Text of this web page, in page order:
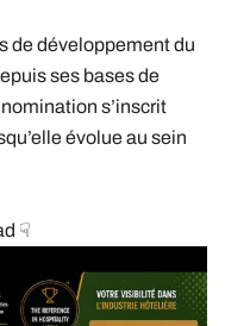
de développement du
ses bases de
s’inscrit
évolue au sein
☟